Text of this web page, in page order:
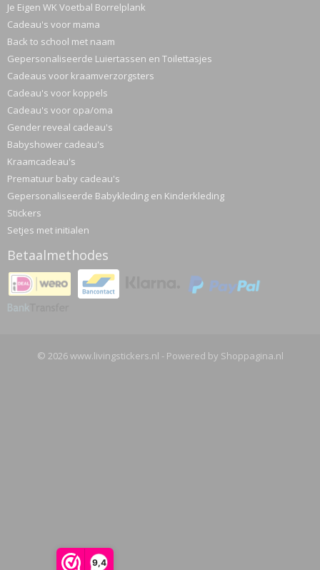
9,4
Je Eigen WK Voetbal Borrelplank
Cadeau's voor mama
Back to school met naam
Gepersonaliseerde Luiertassen en Toilettasjes
Cadeaus voor kraamverzorgsters
Cadeau's voor koppels
Cadeau's voor opa/oma
Gender reveal cadeau's
Babyshower cadeau's
Kraamcadeau's
Prematuur baby cadeau's
Gepersonaliseerde Babykleding en Kinderkleding
Stickers
Setjes met initialen
Betaalmethodes
© 2026 www.livingstickers.nl - Powered by Shoppagina.nl